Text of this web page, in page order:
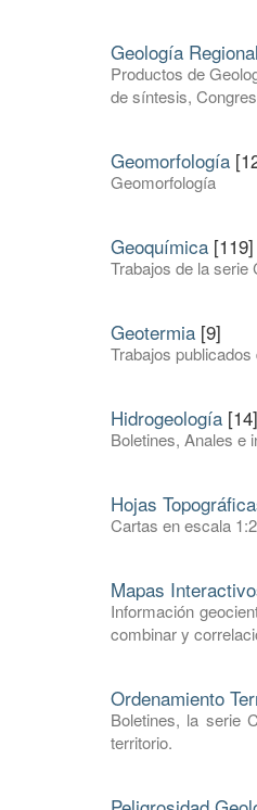
Geología Regional
Productos de
de síntesis,
Geomorfología
Geomorfología
Geoquímica [119]
Trabajos de la serie
Geotermia [9]
Trabajos
Hidrogeología [14]
Boletines, Anales e
Hojas
Cartas en escala
Mapas
Información
combinar y
Ordenamiento
Boletines, la serie
territorio.